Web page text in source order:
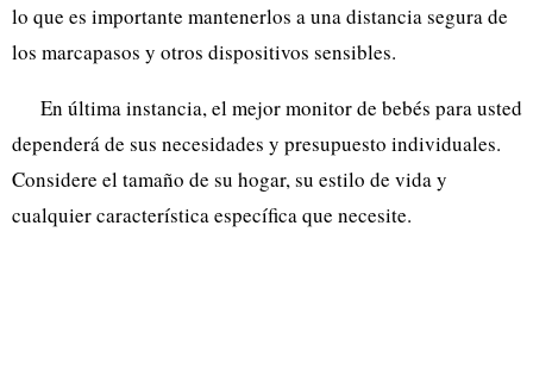
lo que es importante mantenerlos a una distancia segura de
los marcapasos y otros dispositivos sensibles.
En última instancia, el mejor monitor de bebés para usted
dependerá de sus necesidades y presupuesto individuales.
Considere el tamaño de su hogar, su estilo de vida y
cualquier característica específica que necesite.